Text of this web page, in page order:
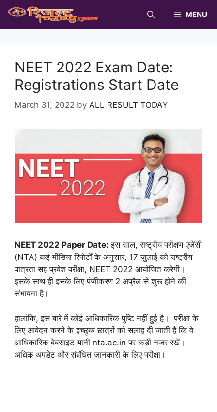
Skip
content
MENU
NEET 2022 Exam Date:
Registrations Start Date
March 31, 2022 by ALL RESULT TODAY
NEET 2022 Paper Date: इस साल, राष्ट्रीय परीक्षण एजेंसी
(NTA) कई मीडिया रिपोर्टों के अनुसार, 17 जुलाई को राष्ट्रीय
पात्रता सह प्रवेश परीक्षा, NEET 2022 आयोजित करेगी।
इसके साथ ही इसके लिए पंजीकरण 2 अप्रैल से शुरू होने की
संभावना है।
हालांकि, इस बारे में कोई आधिकारिक पुष्टि नहीं हुई है। परीक्षा के
लिए आवेदन करने के इच्छुक छात्रों को सलाह दी जाती है कि वे
आधिकारिक वेबसाइट यानी nta.ac.in पर कड़ी नजर रखें।
अधिक अपडेट और संबंधित जानकारी के लिए परीक्षा।